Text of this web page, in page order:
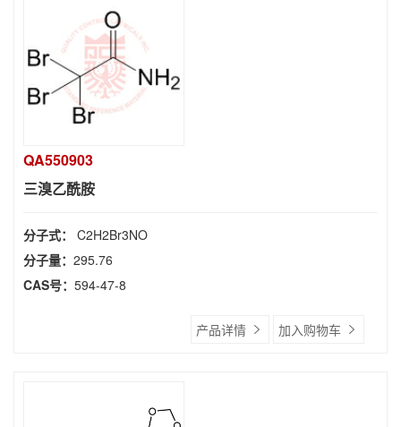
QA550903
三溴乙酰胺
分子式： C2H2Br3NO
分子量： 295.76
CAS号： 594-47-8
产品详情 加入购物车